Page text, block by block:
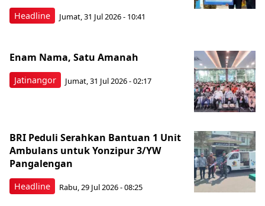
Headline Jumat, 31 Jul 2026 - 10:41
Jatinangor
Enam Nama, Satu Amanah
Jumat, 31 Jul 2026 - 02:17
Headline
BRI Peduli Serahkan Bantuan 1 Unit
Ambulans untuk Yonzipur 3/YW
Pangalengan
Rabu, 29 Jul 2026 - 08:25